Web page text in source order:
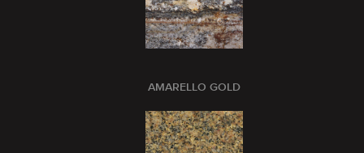
AMARELLO GOLD